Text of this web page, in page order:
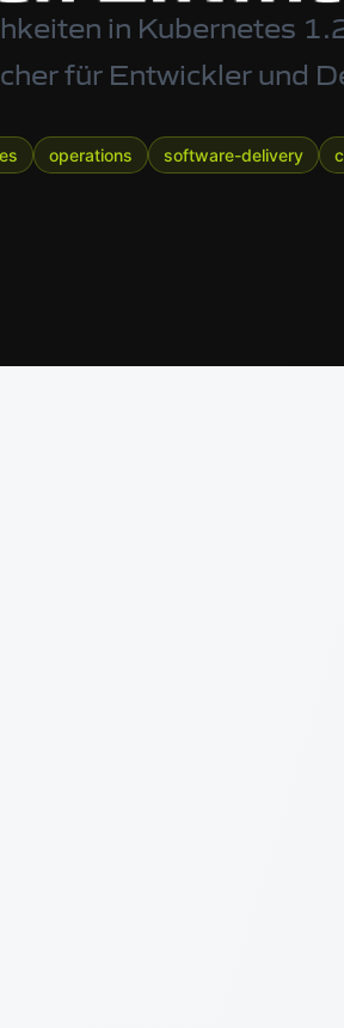
in Kubernetes
für Entwickler und
operations software-delivery